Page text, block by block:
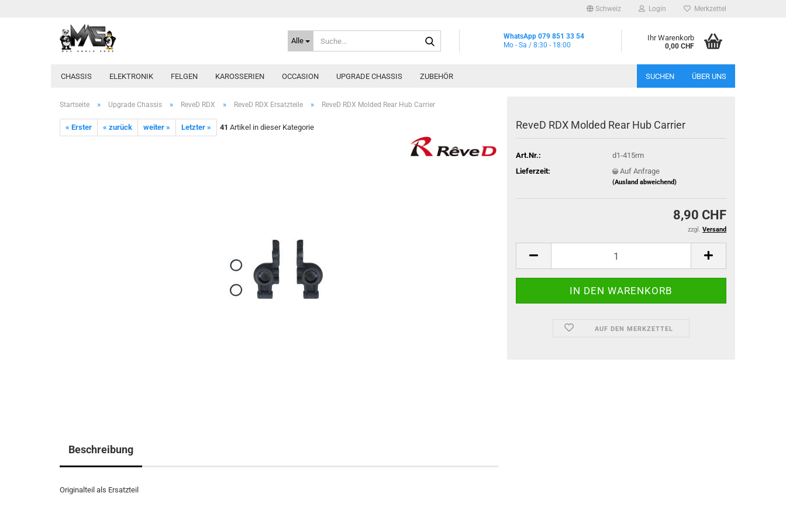
Schweiz Login Merkzettel
Alle
WhatsApp 079 851 33 54
Mo - Sa / 8:30 - 18:00
Ihr Warenkorb
0,00 CHF
CHASSIS ELEKTRONIK FELGEN KAROSSERIEN OCCASION UPGRADE CHASSIS ZUBEHÖR SUCHEN ÜBER UNS
Startseite » Upgrade Chassis » ReveD RDX » ReveD RDX Ersatzteile » ReveD RDX Molded Rear Hub Carrier
« Erster « zurück weiter » Letzter » 41 Artikel in dieser Kategorie ReveD RDX Molded Rear Hub Carrier
Art.Nr.:
d1-415rm
Lieferzeit:
Auf Anfrage
(Ausland abweichend)
8,90 CHF
zzgl. Versand
AUF DEN MERKZETTEL
Beschreibung
Originalteil als Ersatzteil